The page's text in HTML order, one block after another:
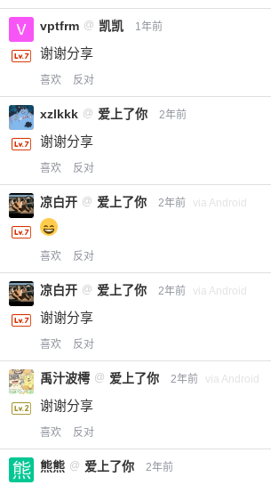
vptfrm @ 凯凯 1年前
谢谢分享
喜欢 反对
xzlkkk @ 爱上了你 2年前
谢谢分享
喜欢 反对
凉白开 @ 爱上了你 2年前 via Android
喜欢 反对
凉白开 @ 爱上了你 2年前 via Android
谢谢分享
喜欢 反对
禹汁波樗 @ 爱上了你 2年前 via Android
谢谢分享
喜欢 反对
熊熊 @ 爱上了你 2年前